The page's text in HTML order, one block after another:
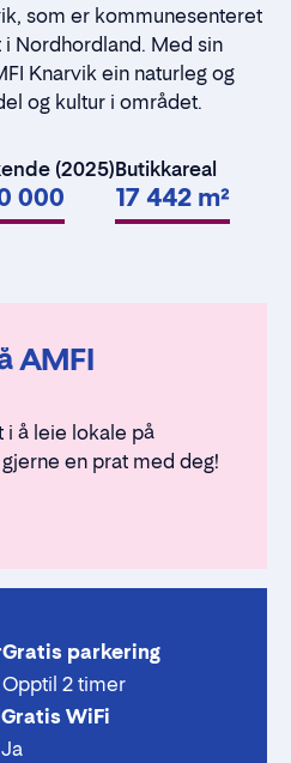
som er kommunesenteret
Nordhordland. Med sin
Knarvik ein naturleg og
og kultur i området.
(2025)
000
Butikkareal
17 442 m²
AMFI
i å leie lokale på
en prat med deg!
Gratis parkering
Opptil 2 timer
Gratis WiFi
Ja